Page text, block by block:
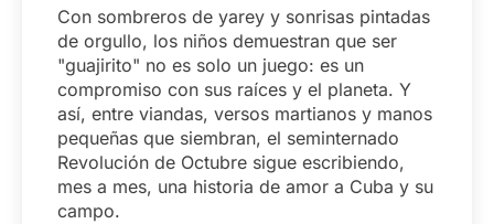
Con sombreros de yarey y sonrisas pintadas
de orgullo, los niños demuestran que ser
"guajirito" no es solo un juego: es un
compromiso con sus raíces y el planeta. Y
así, entre viandas, versos martianos y manos
pequeñas que siembran, el seminternado
Revolución de Octubre sigue escribiendo,
mes a mes, una historia de amor a Cuba y su
campo.